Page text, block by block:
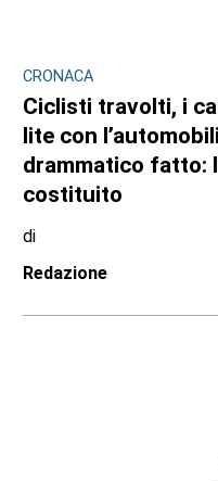
CRONACA
Ciclisti travolti, i
lite con
drammatico fatto:
costituito
di
Redazione